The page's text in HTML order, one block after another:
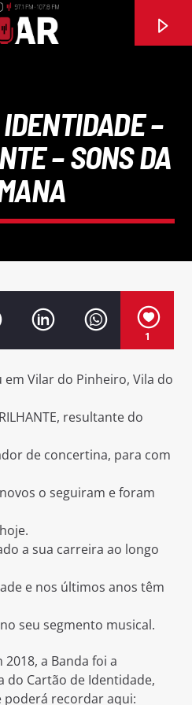
–
– SONS DA
1
em Vilar do Pinheiro, Vila do
resultante do
de concertina, para com
o seguiram e foram
a sua carreira ao longo
e nos últimos anos têm
seu segmento musical.
a Banda foi a
do Cartão de Identidade,
recordar aqui: